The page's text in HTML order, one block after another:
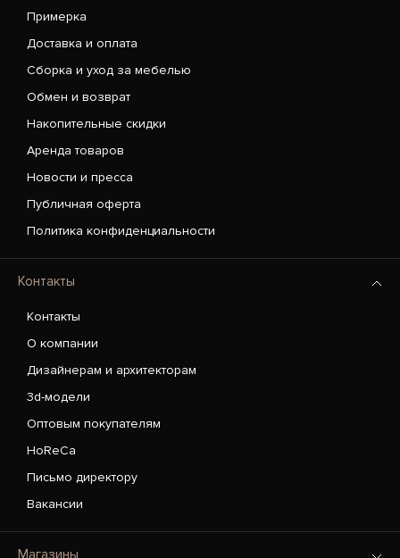
Примерка
Доставка и оплата
Сборка и уход за мебелью
Обмен и возврат
Накопительные скидки
Аренда товаров
Новости и пресса
Публичная оферта
Политика конфиденциальности
Контакты
Контакты
О компании
Дизайнерам и архитекторам
3d-модели
Оптовым покупателям
HoReCa
Письмо директору
Вакансии
Магазины